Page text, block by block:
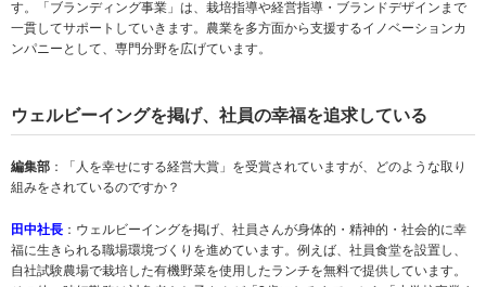
す。「ブランディング事業」は、栽培指導や経営指導・ブランドデザインまで
一貫してサポートしていきます。農業を多方面から支援するイノベーションカ
ンパニーとして、専門分野を広げています。
ウェルビーイングを掲げ、社員の幸福を追求している
編集部 ：「人を幸せにする経営大賞」を受賞されていますが、どのような取り
組みをされているのですか？
田中社長 ：ウェルビーイングを掲げ、社員さんが身体的・精神的・社会的に幸
福に生きられる職場環境づくりを進めています。例えば、社員食堂を設置し、
自社試験農場で栽培した有機野菜を使用したランチを無料で提供しています。